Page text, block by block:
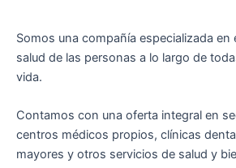
Somos una compañía especializada en
salud de las personas a lo largo de
vida.
Contamos con una oferta integral en
centros médicos propios, clínicas
mayores y otros servicios de salud y